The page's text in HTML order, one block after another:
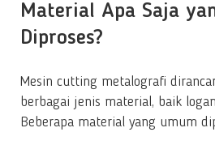
Material Apa Saja
Diproses?
Mesin cutting metalografi
berbagai jenis material, baik
Beberapa material yang umum